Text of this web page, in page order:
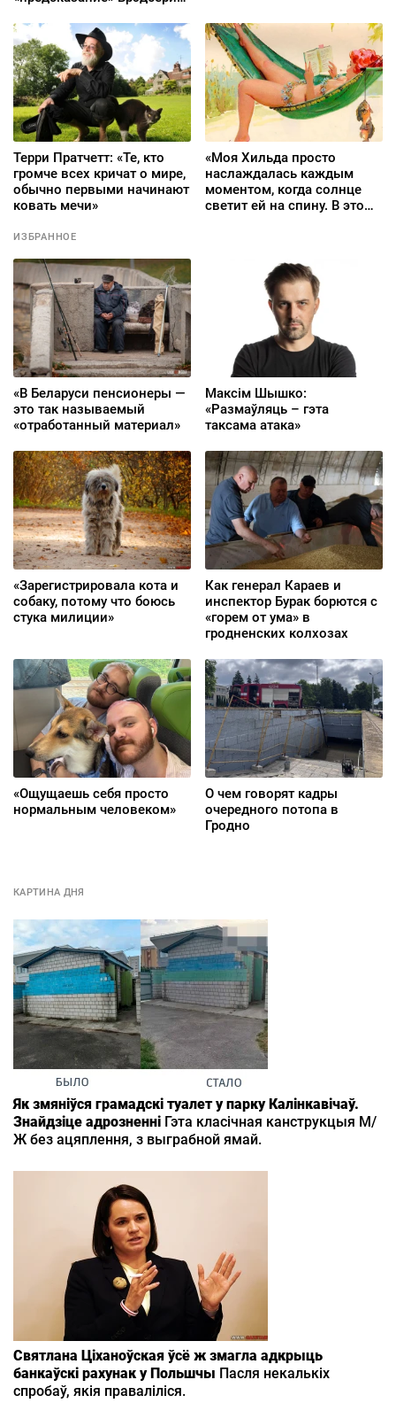
Терри Пратчетт: «Те, кто
громче всех кричат о мире,
обычно первыми начинают
ковать мечи»
«Моя Хильда просто
наслаждалась каждым
моментом, когда солнце
светит ей на спину. В этом
ИЗБРАННОЕ
«В Беларуси пенсионеры —
это так называемый
«отработанный материал»
Максім Шышко:
«Размаўляць – гэта
таксама атака»
«Зарегистрировала кота и
собаку, потому что боюсь
стука милиции»
Как генерал Караев и
инспектор Бурак борются с
«горем от ума» в
гродненских колхозах
«Ощущаешь себя просто
нормальным человеком»
О чем говорят кадры
очередного потопа в
Гродно
КАРТИНА ДНЯ
Як змяніўся грамадскі туалет у парку Калінкавічаў.
Знайдзіце адрозненні Гэта класічная канструкцыя М/
Ж без ацяплення, з выграбной ямай.
Святлана Ціханоўская ўсё ж змагла адкрыць
банкаўскі рахунак у Польшчы Пасля некалькіх
спробаў, якія праваліліся.